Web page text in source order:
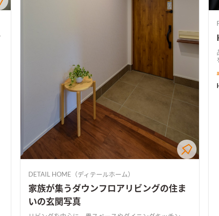
DETAIL HOME（ディテールホーム）
家族が集うダウンフロアリビングの住ま
いの玄関写真